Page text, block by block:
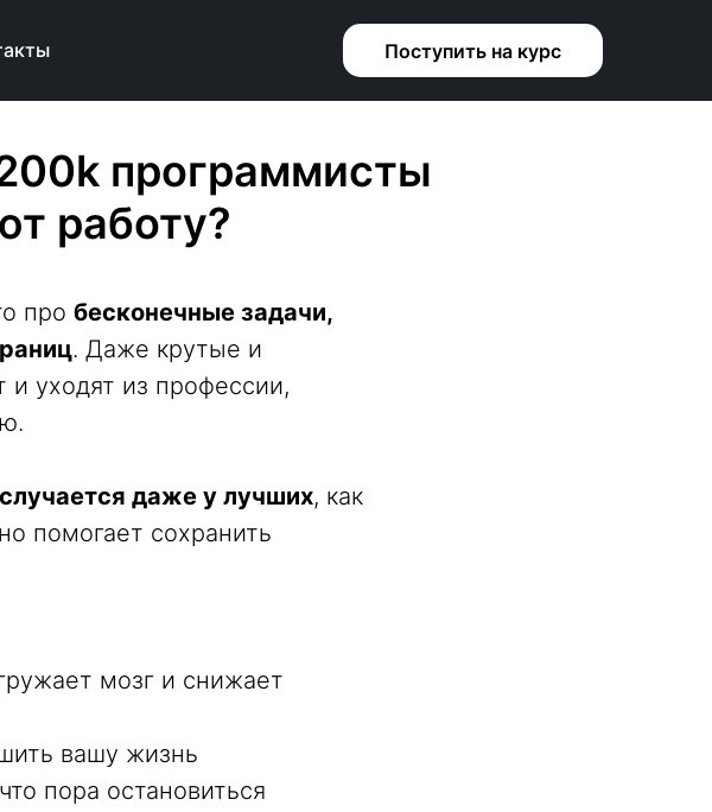
Поступить на курс
программисты
работу?
про бесконечные задачи,
. Даже крутые и
и уходят из профессии,
даже у лучших, как
помогает сохранить
мозг и снижает
вашу жизнь
пора остановиться